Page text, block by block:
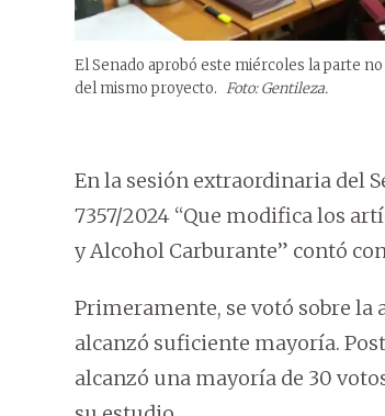
El Senado aprobó este miércoles la parte
del mismo proyecto. Foto: Gentileza.
En la sesión extraordinaria del
7357/2024 “Que modifica los
y Alcohol Carburante” contó
Primeramente, se votó sobre la
alcanzó suficiente mayoría.
alcanzó una mayoría de 30